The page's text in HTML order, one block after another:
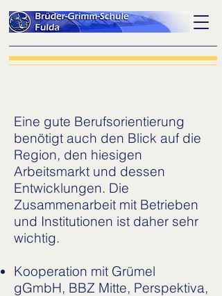
Eine gute Berufsorientierung
benötigt auch den Blick auf die
Region, den hiesigen
Arbeitsmarkt und dessen
Entwicklungen. Die
Zusammenarbeit mit Betrieben
und Institutionen ist daher sehr
wichtig.
Kooperation mit Grümel
gGmbH, BBZ Mitte, Perspektiva,